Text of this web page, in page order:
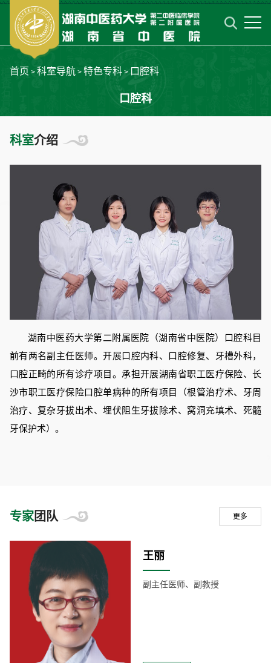
首页 > 科室导航> 特色专科>口腔科
口腔科
科室介绍
湖南中医药大学第二附属医院（湖南省中医院）口腔科目
前有两名副主任医师。开展口腔内科、口腔修复、牙槽外科，
口腔正畸的所有诊疗项目。承担开展湖南省职工医疗保险、长
沙市职工医疗保险口腔单病种的所有项目（根管治疗术、牙周
治疗、复杂牙拔出术、埋伏阻生牙拔除术、窝洞充填术、死髓
牙保护术）。
专家团队 更多
王丽
副主任医师、副教授